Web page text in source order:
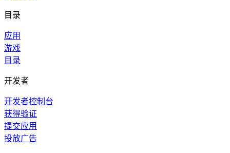
目录
应用
游戏
目录
开发者
开发者控制台
获得验证
提交应用
投放广告